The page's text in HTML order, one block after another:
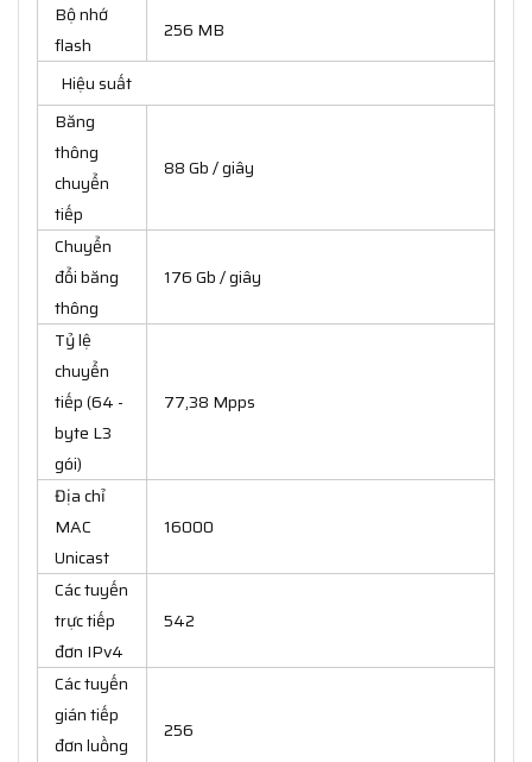
Bộ nhớ
flash
256 MB
Hiệu suất
Băng
thông
chuyển
tiếp
88 Gb / giây
Chuyển
đổi băng
thông
176 Gb / giây
Tỷ lệ
chuyển
tiếp (64 -
byte L3
gói)
77,38 Mpps
Địa chỉ
MAC
Unicast
16000
Các tuyến
trực tiếp
đơn IPv4
542
Các tuyến
gián tiếp
đơn luồng
256